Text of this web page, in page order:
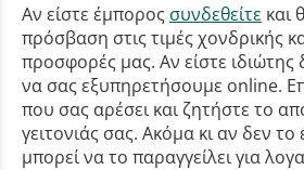
Αν είστε έμπορος συνδεθείτε και
πρόσβαση στις τιμές χονδρικής
προσφορές μας. Αν είστε
να σας εξυπηρετήσουμε online.
που σας αρέσει και ζητήστε το
γειτονιάς σας. Ακόμα κι αν δεν το
μπορεί να το παραγγείλει για